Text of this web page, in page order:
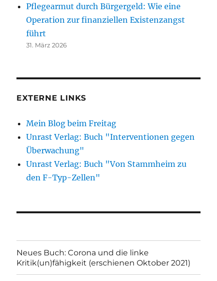
Pflegearmut durch Bürgergeld: Wie eine
Operation zur finanziellen Existenzangst
führt
31. März 2026
EXTERNE LINKS
Mein Blog beim Freitag
Unrast Verlag: Buch "Interventionen gegen
Überwachung"
Unrast Verlag: Buch "Von Stammheim zu
den F-Typ-Zellen"
Neues Buch: Corona und die linke
Kritik(un)fähigkeit (erschienen Oktober 2021)